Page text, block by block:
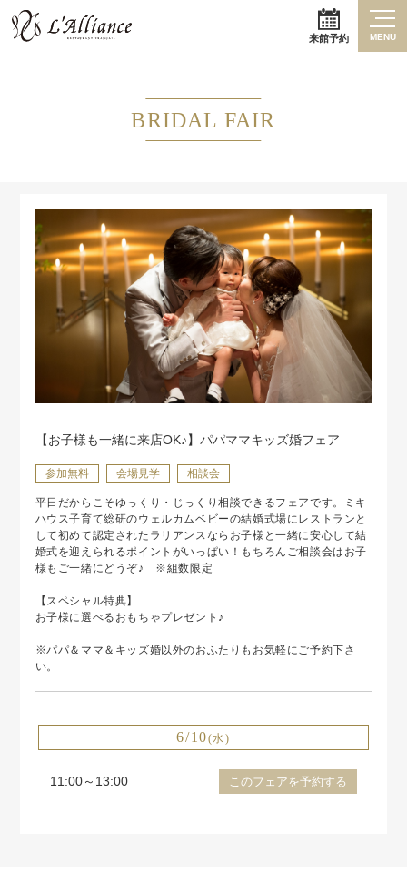
来館予約 MENU
BRIDAL FAIR
【お子様も一緒に来店OK♪】パパママキッズ婚フェア
参加無料 会場見学 相談会
平日だからこそゆっくり・じっくり相談できるフェアです。ミキ
ハウス子育て総研のウェルカムベビーの結婚式場にレストランと
して初めて認定されたラリアンスならお子様と一緒に安心して結
婚式を迎えられるポイントがいっぱい！もちろんご相談会はお子
様もご一緒にどうぞ♪ ※組数限定
【スペシャル特典】
お子様に選べるおもちゃプレゼント♪
※パパ＆ママ＆キッズ婚以外のおふたりもお気軽にご予約下さ
い。
6/10(水)
11:00～13:00 このフェアを予約する